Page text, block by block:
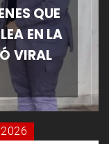
QUE
EN LA
VIRAL